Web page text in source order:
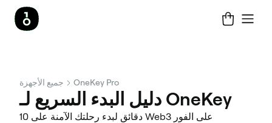
جميع الأجهزة OneKey Pro
دليل البدء السريع لـ OneKey
10 دقائق لبدء رحلتك الآمنة على Web3 على الفور